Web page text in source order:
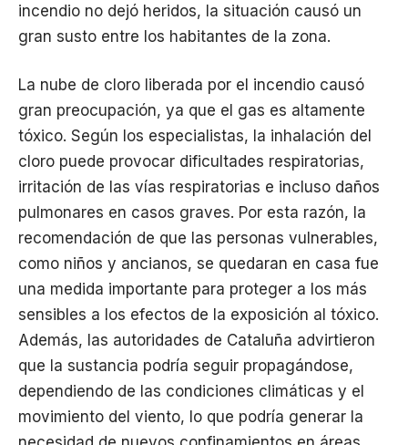
incendio no dejó heridos, la situación causó un
gran susto entre los habitantes de la zona.
La nube de cloro liberada por el incendio causó
gran preocupación, ya que el gas es altamente
tóxico. Según los especialistas, la inhalación del
cloro puede provocar dificultades respiratorias,
irritación de las vías respiratorias e incluso daños
pulmonares en casos graves. Por esta razón, la
recomendación de que las personas vulnerables,
como niños y ancianos, se quedaran en casa fue
una medida importante para proteger a los más
sensibles a los efectos de la exposición al tóxico.
Además, las autoridades de Cataluña advirtieron
que la sustancia podría seguir propagándose,
dependiendo de las condiciones climáticas y el
movimiento del viento, lo que podría generar la